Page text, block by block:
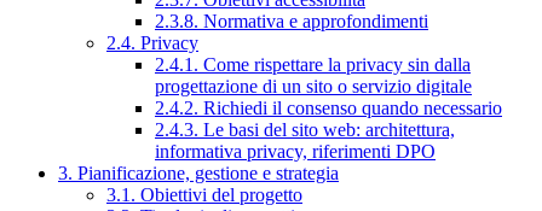
2.3.8. Normativa e approfondimenti
2.4. Privacy
2.4.1. Come rispettare la privacy sin dalla
progettazione di un sito o servizio digitale
2.4.2. Richiedi il consenso quando necessario
2.4.3. Le basi del sito web: architettura,
informativa privacy, riferimenti DPO
3. Pianificazione, gestione e strategia
3.1. Obiettivi del progetto